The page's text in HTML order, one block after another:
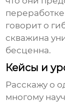
говорит о
скважина
бесценна.
Кейсы и
Расскажу о
многому